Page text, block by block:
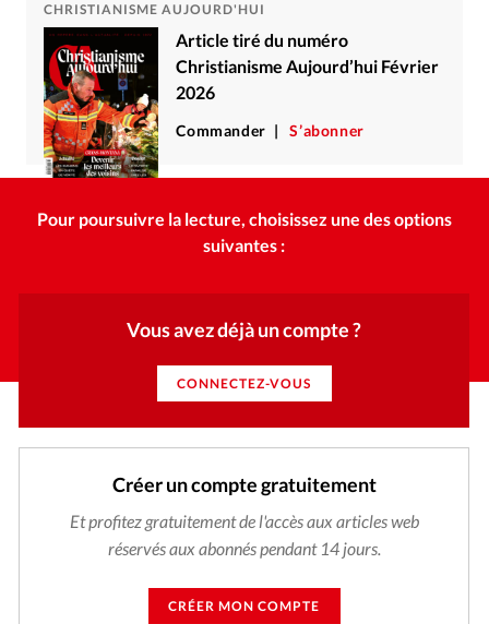
CHRISTIANISME AUJOURD'HUI
Article tiré du numéro
Christianisme Aujourd’hui Février
2026
Commander S’abonner
Pour poursuivre la lecture, choisissez une des options
suivantes :
Vous avez déjà un compte ?
CONNECTEZ-VOUS
Créer un compte gratuitement
Et profitez gratuitement de l'accès aux articles web
réservés aux abonnés pendant 14 jours.
CRÉER MON COMPTE